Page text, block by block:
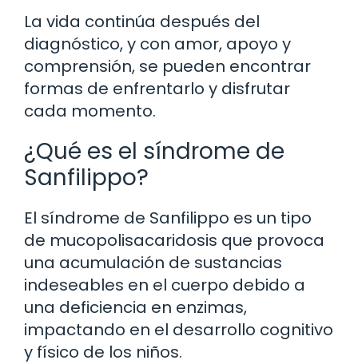
La vida continúa después del
diagnóstico, y con amor, apoyo y
comprensión, se pueden encontrar
formas de enfrentarlo y disfrutar
cada momento.
¿Qué es el síndrome de
Sanfilippo?
El síndrome de Sanfilippo es un tipo
de mucopolisacaridosis que provoca
una acumulación de sustancias
indeseables en el cuerpo debido a
una deficiencia en enzimas,
impactando en el desarrollo cognitivo
y físico de los niños.